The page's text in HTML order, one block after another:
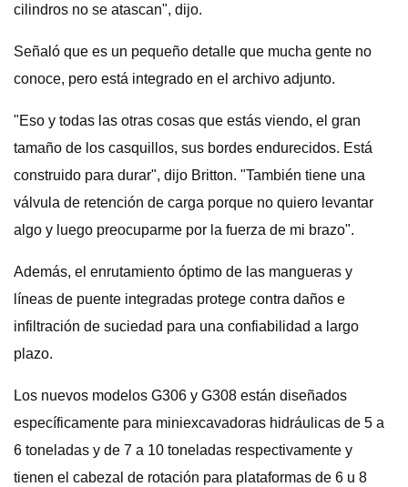
cilindros no se atascan", dijo.
Señaló que es un pequeño detalle que mucha gente no
conoce, pero está integrado en el archivo adjunto.
"Eso y todas las otras cosas que estás viendo, el gran
tamaño de los casquillos, sus bordes endurecidos. Está
construido para durar", dijo Britton. "También tiene una
válvula de retención de carga porque no quiero levantar
algo y luego preocuparme por la fuerza de mi brazo".
Además, el enrutamiento óptimo de las mangueras y
líneas de puente integradas protege contra daños e
infiltración de suciedad para una confiabilidad a largo
plazo.
Los nuevos modelos G306 y G308 están diseñados
específicamente para miniexcavadoras hidráulicas de 5 a
6 toneladas y de 7 a 10 toneladas respectivamente y
tienen el cabezal de rotación para plataformas de 6 u 8